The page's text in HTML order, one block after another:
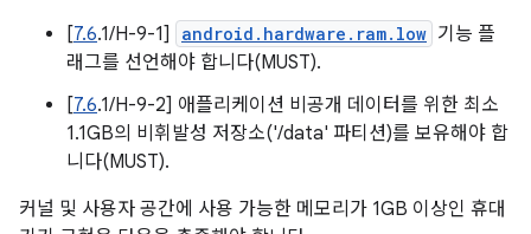
[7.6.1/H-9-1] android.hardware.ram.low 기능 플
래그를 선언해야 합니다(MUST).
[7.6.1/H-9-2] 애플리케이션 비공개 데이터를 위한 최소
1.1GB의 비휘발성 저장소('/data' 파티션)를 보유해야 합
니다(MUST).
커널 및 사용자 공간에 사용 가능한 메모리가 1GB 이상인 휴대